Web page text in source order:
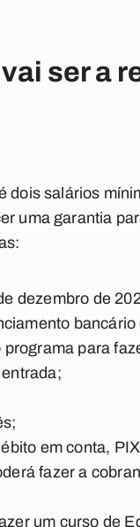
ser a
dois salários
uma garantia
dezembro de
para
em conta,
fazer a
um curso de